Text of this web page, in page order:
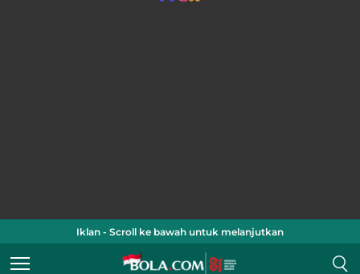
Iklan - Scroll ke bawah untuk melanjutkan